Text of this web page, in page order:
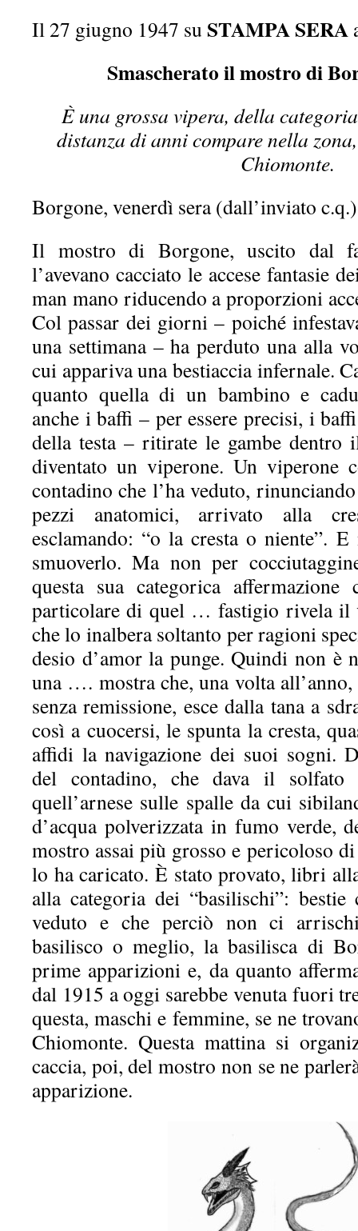
Il 27 giugno 1947 su STAMPA SERA
Smascherato il mostro di
È una grossa vipera, della
distanza di anni compare nella
Chiomonte.
Borgone, venerdì sera (dall’inviato
Il mostro di Borgone, uscito dal
l’avevano cacciato le accese fantasie
man mano riducendo a proporzioni
Col passar dei giorni – poiché
una settimana – ha perduto una alla
cui appariva una bestiaccia infernale.
quanto quella di un bambino e
anche i baffi – per essere precisi, i
della testa – ritirate le gambe
diventato un viperone. Un viperone
contadino che l’ha veduto,
pezzi anatomici, arrivato alla
esclamando: “o la cresta o niente”.
smuoverlo. Ma non per
questa sua categorica
particolare di quel … fastigio rivela il
che lo inalbera soltanto per ragioni
desio d’amor la punge. Quindi non è
una …. mostra che, una volta
senza remissione, esce dalla tana a
così a cuocersi, le spunta la cresta,
affidi la navigazione dei suoi sogni.
del contadino, che dava il
quell’arnese sulle spalle da cui
d’acqua polverizzata in fumo verde,
mostro assai più grosso e pericoloso
lo ha caricato. È stato provato, libri
alla categoria dei “basilischi”:
veduto e che perciò non ci
basilisco o meglio, la basilisca di
prime apparizioni e, da quanto
dal 1915 a oggi sarebbe venuta fuori
questa, maschi e femmine, se ne
Chiomonte. Questa mattina si
caccia, poi, del mostro non se ne
apparizione.